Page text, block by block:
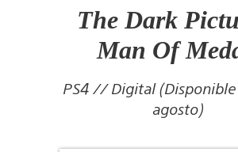
The Dark
Man Of
PS4 // Digital
agosto)